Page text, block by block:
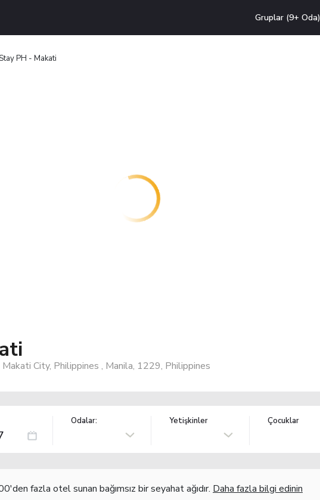
Gruplar (9+ Oda)
PH - Makati
City, Philippines , Manila, 1229, Philippines
Odalar: Yetişkinler Çocuklar
fazla otel sunan bağımsız bir seyahat ağıdır. Daha fazla bilgi edinin